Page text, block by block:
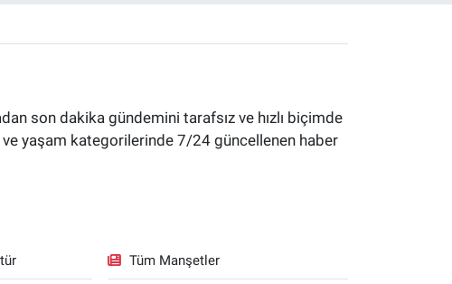
son dakika gündemini tarafsız ve hızlı biçimde
yaşam kategorilerinde 7/24 güncellenen haber
Tüm Manşetler